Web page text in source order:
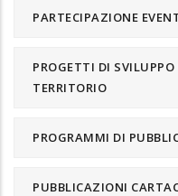
PARTECIPAZIONE
PROGETTI DI
TERRITORIO
PROGRAMMI DI
PUBBLICAZIONI